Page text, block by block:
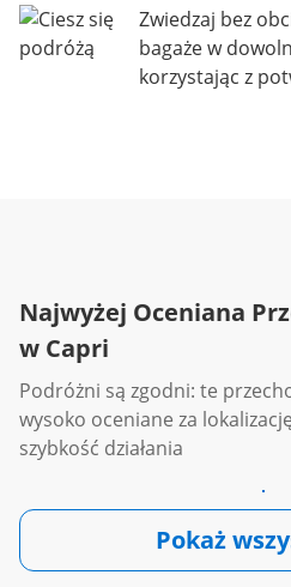
Najwyżej Oceniana
w Capri
Podróżni są zgodni: te
wysoko oceniane za
szybkość działania
Pokaż
Zwiedzaj bez
bagaże w
korzystając z